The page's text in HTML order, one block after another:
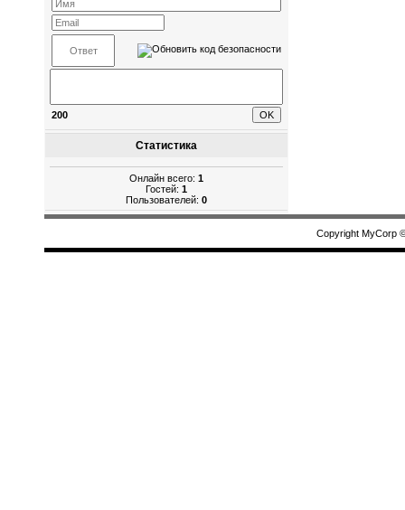
200
Статистика
Онлайн всего: 1
Гостей: 1
Пользователей: 0
Copyright MyCorp